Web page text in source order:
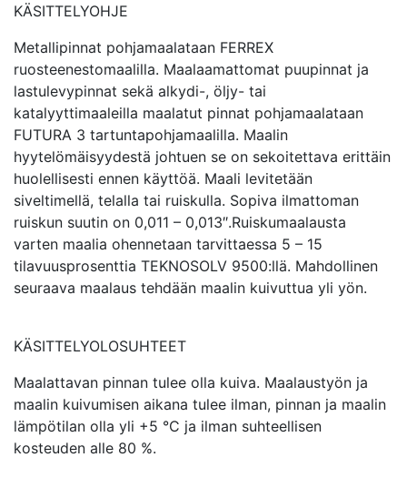
KÄSITTELYOHJE
Metallipinnat pohjamaalataan FERREX
ruosteenestomaalilla. Maalaamattomat puupinnat ja
lastulevypinnat sekä alkydi-, öljy- tai
katalyyttimaaleilla maalatut pinnat pohjamaalataan
FUTURA 3 tartuntapohjamaalilla. Maalin
hyytelömäisyydestä johtuen se on sekoitettava erittäin
huolellisesti ennen käyttöä. Maali levitetään
siveltimellä, telalla tai ruiskulla. Sopiva ilmattoman
ruiskun suutin on 0,011 – 0,013″.Ruiskumaalausta
varten maalia ohennetaan tarvittaessa 5 – 15
tilavuusprosenttia TEKNOSOLV 9500:llä. Mahdollinen
seuraava maalaus tehdään maalin kuivuttua yli yön.
KÄSITTELYOLOSUHTEET
Maalattavan pinnan tulee olla kuiva. Maalaustyön ja
maalin kuivumisen aikana tulee ilman, pinnan ja maalin
lämpötilan olla yli +5 °C ja ilman suhteellisen
kosteuden alle 80 %.